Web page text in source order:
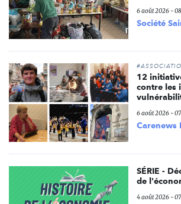
6 août 2026 -
Société
12
contre les
6 août 2026 -
Carenews
SÉRIE -
de
4 août 2026 -